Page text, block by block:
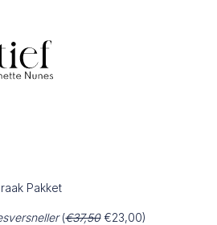
Pakket
(€37,50€23,00)